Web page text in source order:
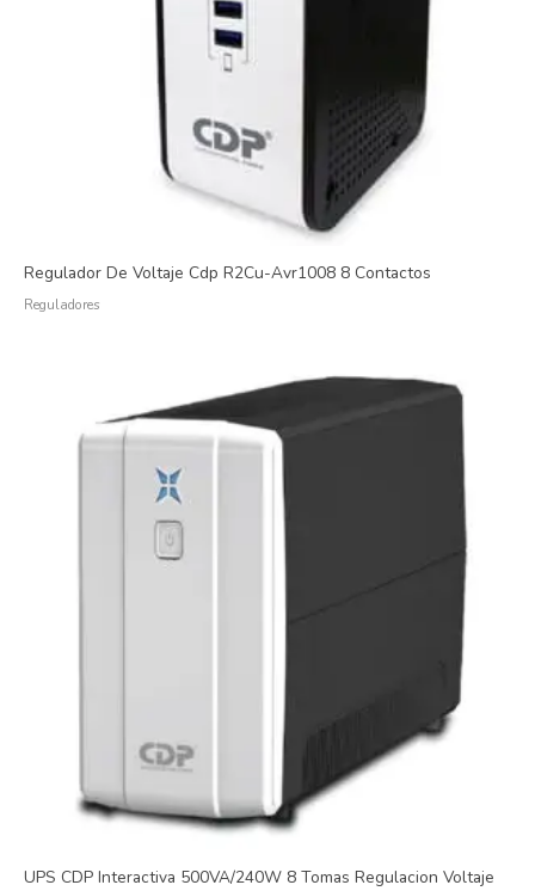
Regulador De Voltaje Cdp R2Cu-Avr1008 8 Contactos
Reguladores
UPS CDP Interactiva 500VA/240W 8 Tomas Regulacion Voltaje